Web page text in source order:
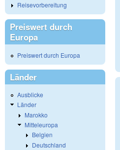
Reisevorbereitung
Preiswert durch
Europa
Preiswert durch Europa
Länder
Ausblicke
Länder
Marokko
Mitteleuropa
Belgien
Deutschland